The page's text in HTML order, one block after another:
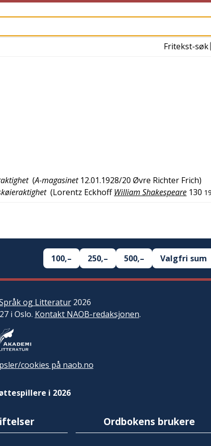
Fritekst-søk
(A-magasinet 12.01.1928/20 Øvre Richter Frich)
(Lorentz Eckhoff William Shakespeare 130
100,– 250,– 500,– Valgfri sum
og Litteratur2026
i Oslo. Kontakt NAOB-redaksjonen.
cookies på naob.no
i 2026
Ordbokens brukere